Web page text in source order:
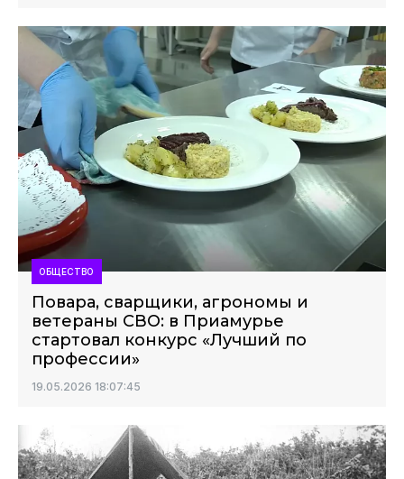
ОБЩЕСТВО
Повара, сварщики, агрономы и
ветераны СВО: в Приамурье
стартовал конкурс «Лучший по
профессии»
19.05.2026 18:07:45